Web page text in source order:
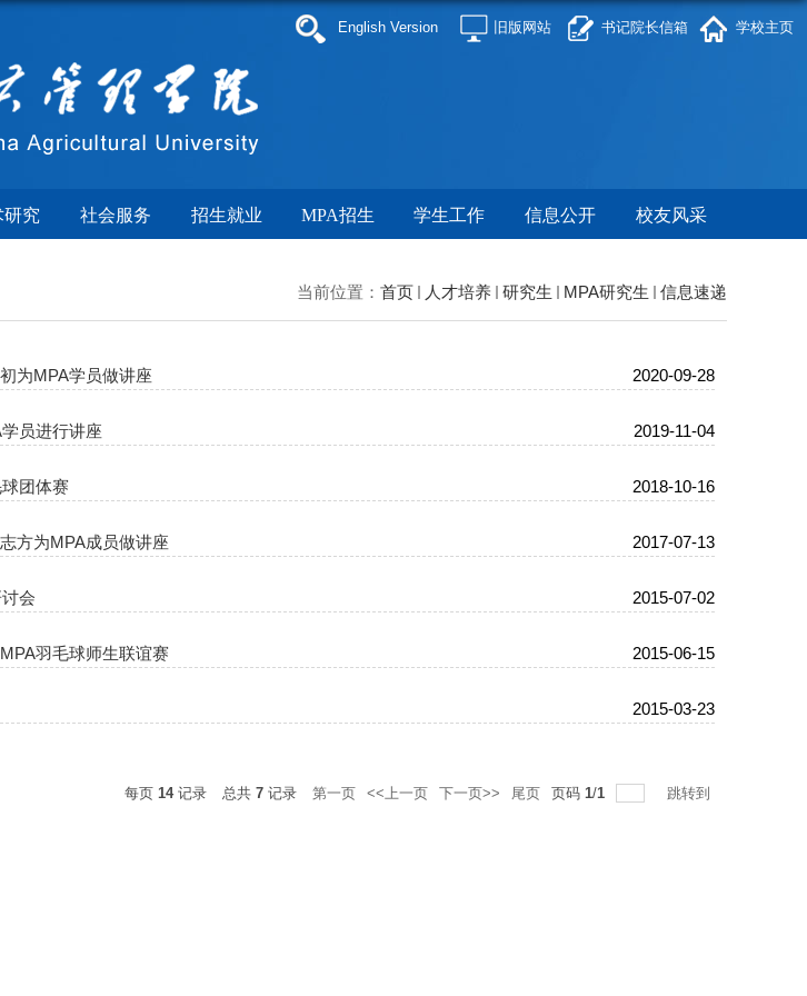
English Version 旧版网站 书记院长信箱 学校主页
研究 社会服务 招生就业 MPA招生 学生工作 信息公开 校友风采
当前位置： 首页 人才培养 研究生 MPA研究生 信息速递
为MPA学员做讲座 2020-09-28
员进行讲座 2019-11-04
团体赛 2018-10-16
方为MPA成员做讲座 2017-07-13
会 2015-07-02
羽毛球师生联谊赛 2015-06-15
2015-03-23
每页 14记录 总共 7 记录 第一页 <<上一页 下一页>> 尾页 页码 1/1 跳转到